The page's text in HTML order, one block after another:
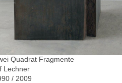
Quadrat Fragmente
Lechner
/ 2009